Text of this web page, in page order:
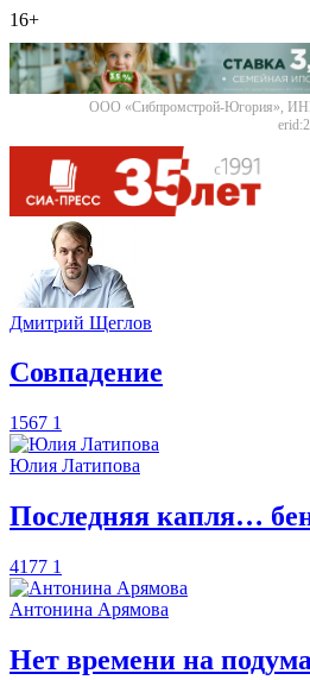
16+
ООО «Сибпромстрой-Югория»,
Дмитрий Щеглов
​Совпадение
1567 1
Юлия Латипова
​Последняя капля…
4177 1
Антонина Арямова
​Нет времени на